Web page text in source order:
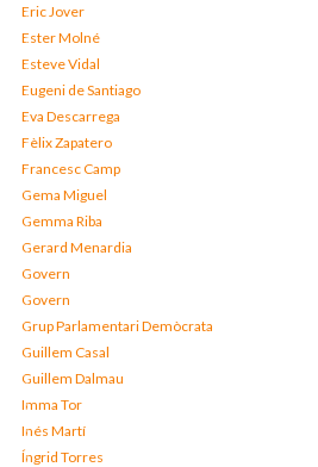
Eric Jover
Ester Molné
Esteve Vidal
Eugeni de Santiago
Eva Descarrega
Fèlix Zapatero
Francesc Camp
Gema Miguel
Gemma Riba
Gerard Menardia
Govern
Govern
Grup Parlamentari Demòcrata
Guillem Casal
Guillem Dalmau
Imma Tor
Inés Martí
Íngrid Torres